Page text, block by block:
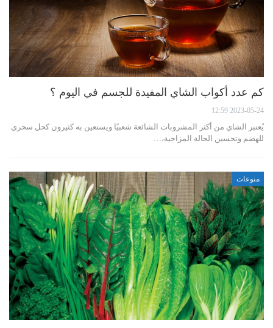
كم عدد أكواب الشاي المفيدة للجسم في اليوم ؟
2023-05-24 12:59
يُعتبر الشاي من أكثر المشروبات الشائعة شعبيًا ويستعين به كثيرون كحل سحري
للهضم وتحسين الحالة المزاجية،…
منوعات